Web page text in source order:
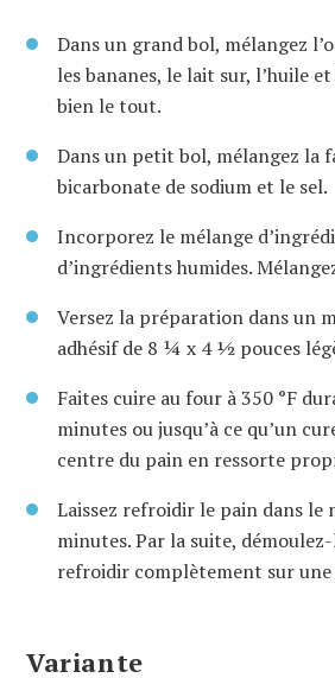
Dans un grand bol, mélangez
les bananes, le lait sur, l’huile
bien le tout.
Dans un petit bol, mélangez la
bicarbonate de sodium et le sel.
Incorporez le mélange
d’ingrédients humides.
Versez la préparation dans un
adhésif de 8 ¼ x 4 ½ pouces
Faites cuire au four à 350 °F
minutes ou jusqu’à ce qu’un
centre du pain en ressorte
Laissez refroidir le pain dans le
minutes. Par la suite,
refroidir complètement sur
Variante